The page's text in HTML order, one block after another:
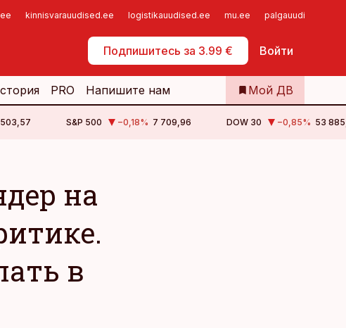
kinnisvarauudised.ee logistikauudised.ee mu.ee palgauudised.ee
Подпишитесь за 3.99 € Войти
Самообслуживание
PRO Напишите нам Мой ДВ
503,57 S&P 500 −0,18% 7 709,96 DOW 30 −0,85% 53
на
в